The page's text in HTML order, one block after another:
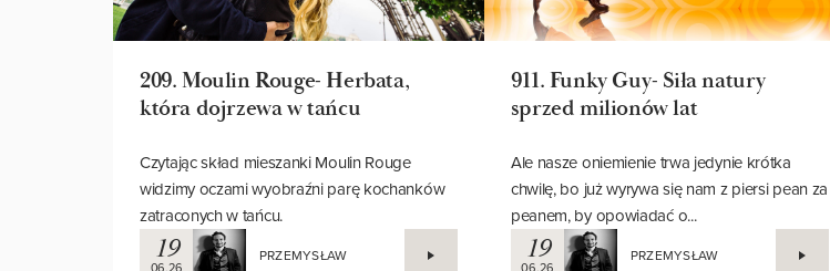
209. Moulin Rouge- Herbata,
która dojrzewa w tańcu
Czytając skład mieszanki Moulin Rouge
widzimy oczami wyobraźni parę kochanków
zatraconych w tańcu.
911. Funky Guy- Siła natury
sprzed milionów lat
Ale nasze oniemienie trwa jedynie krótka
chwilę, bo już wyrywa się nam z piersi pean za
peanem, by opowiadać o...